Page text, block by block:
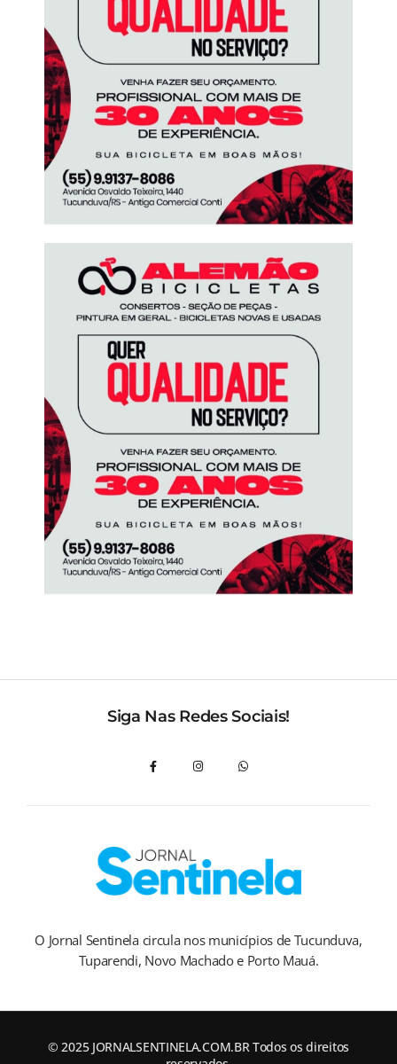
Siga Nas Redes Sociais!
O Jornal Sentinela circula nos municípios de Tucunduva,
Tuparendi, Novo Machado e Porto Mauá.
© 2025 JORNALSENTINELA.COM.BR Todos os direitos